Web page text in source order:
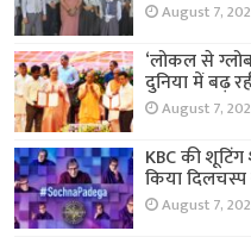
August 7,
‘लोकल से
दुनिया में बढ़
August 7,
KBC की
किया
August 7,